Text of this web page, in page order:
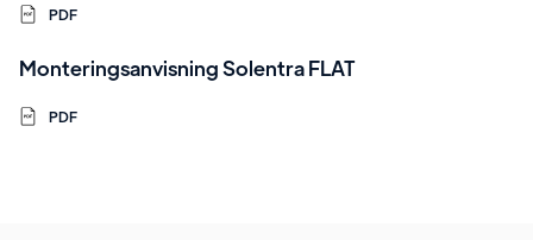
PDF
Monteringsanvisning Solentra FLAT
PDF